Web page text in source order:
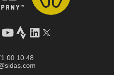
YouTube
StravaLinkedInTwitter
00 10 48